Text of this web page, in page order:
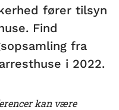
fører tilsyn
Find
fra
i 2022.
kan være